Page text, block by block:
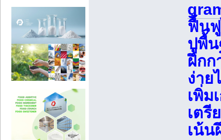
ฟื้นฟู
ปูพื้น
ฝึกก
ง่าย
เพิ่ม
เตรี
เน้น